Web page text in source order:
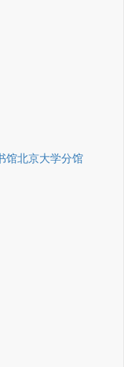
馆北京大学分馆